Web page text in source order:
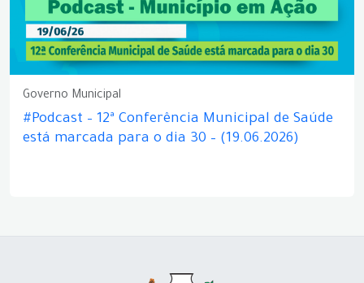
Governo Municipal
#Podcast – 12ª Conferência Municipal de Saúde
está marcada para o dia 30 – (19.06.2026)